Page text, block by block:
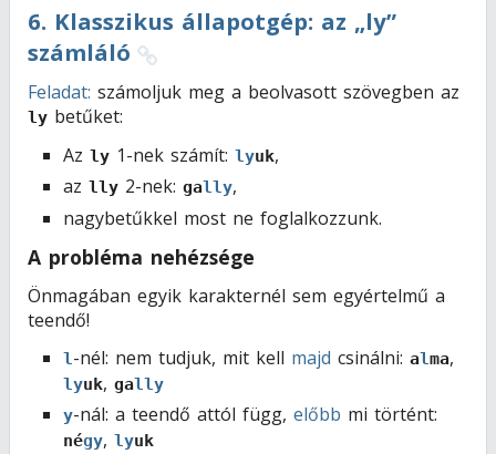
6. Klasszikus állapotgép: az „ly”
számláló
Feladat: számoljuk meg a beolvasott szövegben az
ly betűket:
Az ly 1-nek számít: lyuk,
az lly 2-nek: gally,
nagybetűkkel most ne foglalkozzunk.
A probléma nehézsége
Önmagában egyik karakternél sem egyértelmű a
teendő!
l -nél: nem tudjuk, mit kell majd csinálni: alma,
lyuk, gally
y-nál: a teendő attól függ, előbb mi történt:
négy, lyuk